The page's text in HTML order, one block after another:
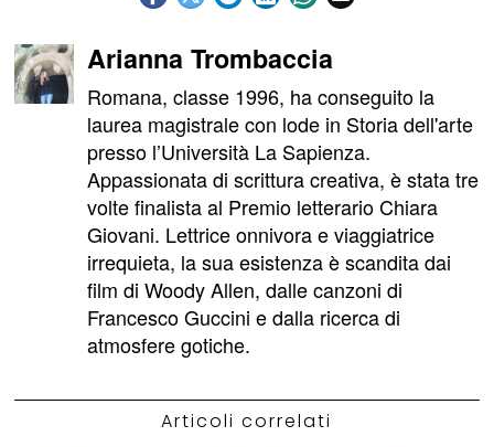
Arianna Trombaccia
Romana, classe 1996, ha conseguito la
laurea magistrale con lode in Storia dell'arte
presso l’Università La Sapienza.
Appassionata di scrittura creativa, è stata tre
volte finalista al Premio letterario Chiara
Giovani. Lettrice onnivora e viaggiatrice
irrequieta, la sua esistenza è scandita dai
film di Woody Allen, dalle canzoni di
Francesco Guccini e dalla ricerca di
atmosfere gotiche.
Articoli correlati